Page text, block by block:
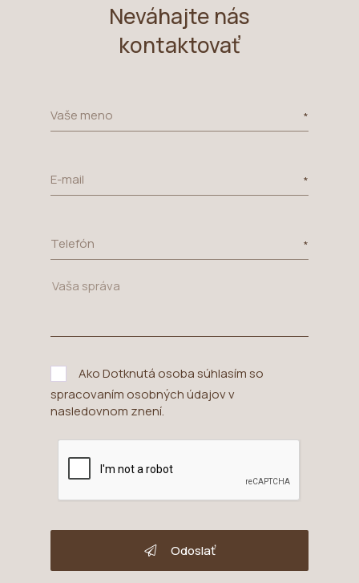
Neváhajte nás
kontaktovať
Vaše meno
E-mail
Telefón
Ako Dotknutá osoba súhlasím so
spracovaním osobných údajov v
nasledovnom znení.
Odoslať